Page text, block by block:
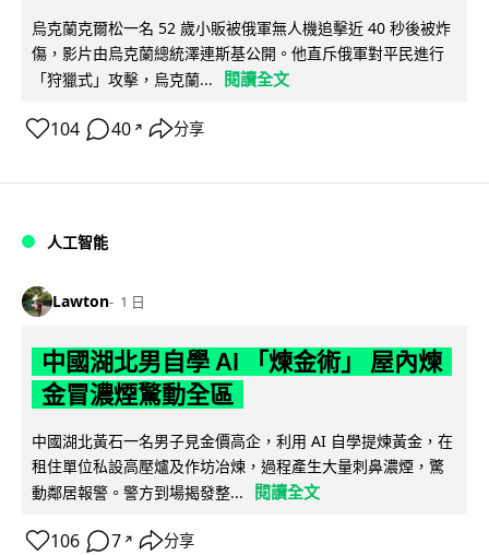
烏克蘭克爾松一名 52 歲小販被俄軍無人機追擊近 40 秒後被炸
傷，影片由烏克蘭總統澤連斯基公開。他直斥俄軍對平民進行
「狩獵式」攻擊，烏克蘭...
閱讀全文
104 40 ↗ 分享
人工智能
Lawton 1 日
中國湖北男自學 AI 「煉金術」 屋內煉
金冒濃煙驚動全區
中國湖北黃石一名男子見金價高企，利用 AI 自學提煉黃金，在
租住單位私設高壓爐及作坊冶煉，過程產生大量刺鼻濃煙，驚
動鄰居報警。警方到場揭發整...
閱讀全文
106 7 ↗ 分享